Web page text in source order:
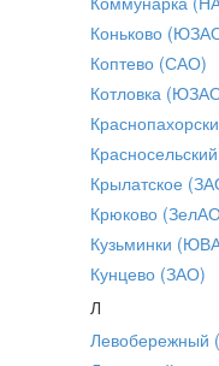
Коньково
Коптево (САО)
Котловка
Крылатское
Крюково
Кузьминки
Кунцево (ЗАО)
Л